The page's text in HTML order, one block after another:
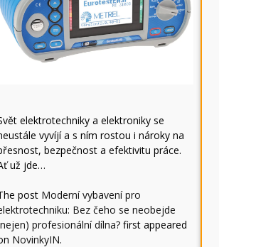
elektrotechniky a elektroniky se
vyvíjí a s ním rostou i nároky na
bezpečnost a efektivitu práce.
už jde…
post Moderní vybavení pro
Bez čeho se neobejde
profesionální dílna? first appeared
NovinkyIN.